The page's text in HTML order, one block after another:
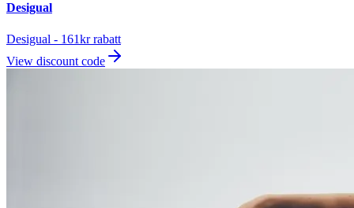
Desigual
Desigual - 161kr rabatt
View discount code